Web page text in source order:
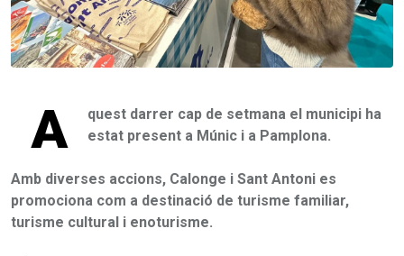
A
quest darrer cap de setmana el municipi ha
estat present a Múnic i a Pamplona.
Amb diverses accions, Calonge i Sant Antoni es
promociona com a destinació de turisme familiar,
turisme cultural i enoturisme.